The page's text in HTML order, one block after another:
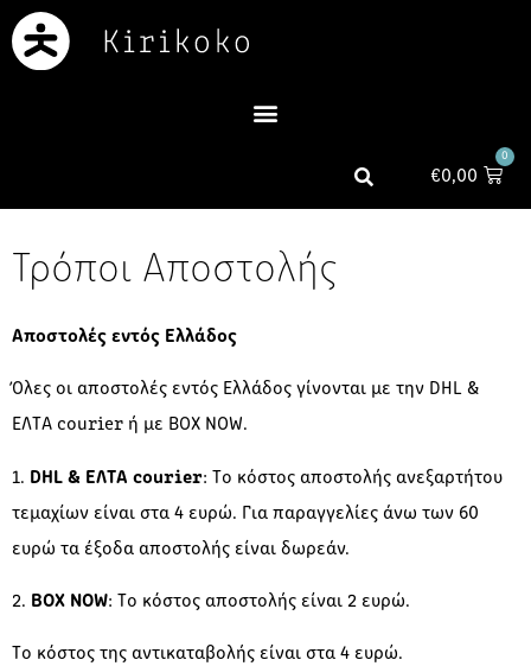
€0,00
0
Τρόποι Αποστολής
Αποστολές εντός Ελλάδος
Όλες οι αποστολές εντός Ελλάδος γίνονται με την DHL &
ΕΛΤΑ courier ή με BOX NOW.
1. DHL & ΕΛΤΑ courier: Το κόστος αποστολής ανεξαρτήτου
τεμαχίων είναι στα 4 ευρώ. Για παραγγελίες άνω των 60
ευρώ τα έξοδα αποστολής είναι δωρεάν.
2. BOX NOW: Το κόστος αποστολής είναι 2 ευρώ.
Το κόστος της αντικαταβολής είναι στα 4 ευρώ.